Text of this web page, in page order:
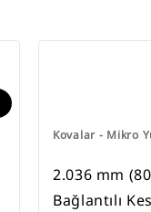
Kovalar - Mikro
2.036 mm
Bağlantılı